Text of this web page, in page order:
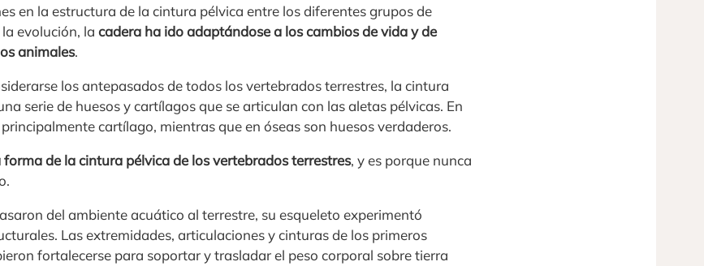
en la estructura de la cintura pélvica entre los diferentes grupos de
evolución, la cadera ha ido adaptándose a los cambios de vida y de
animales.
los antepasados de todos los vertebrados terrestres, la cintura
serie de huesos y cartílagos que se articulan con las aletas pélvicas. En
cartílago, mientras que en óseas son huesos verdaderos.
forma de la cintura pélvica de los vertebrados terrestres, y es porque nunca
del ambiente acuático al terrestre, su esqueleto experimentó
Las extremidades, articulaciones y cinturas de los primeros
fortalecerse para soportar y trasladar el peso corporal sobre tierra